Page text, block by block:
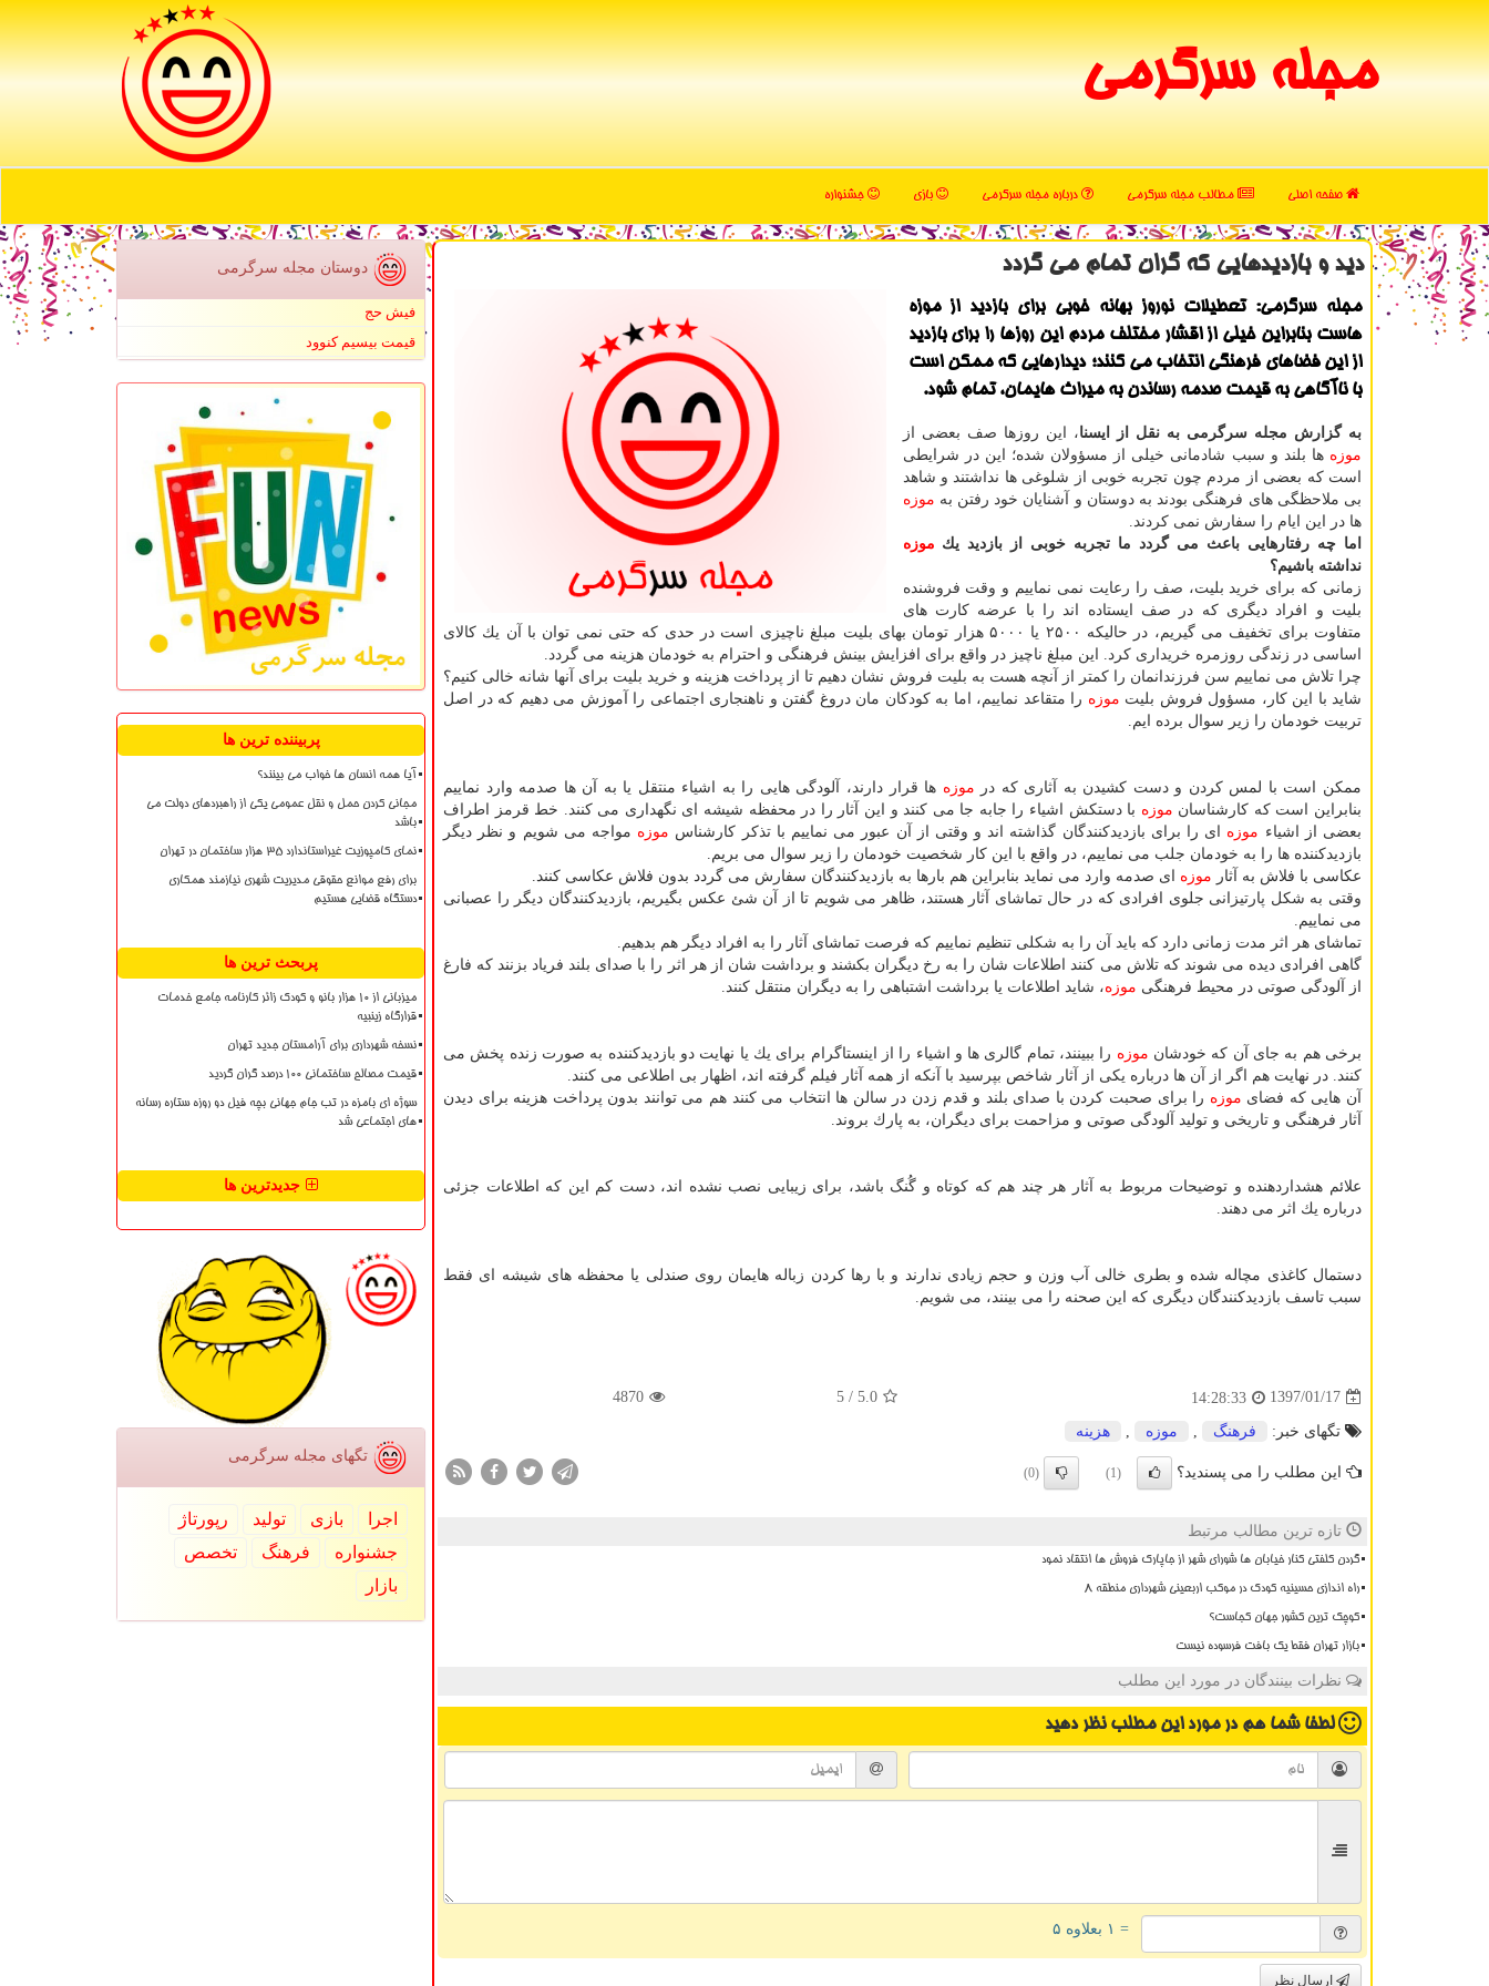
مجله سرگرمی
صفحه اصلی مطالب مجله سرگرمی درباره مجله سرگرمی بازی جشنواره
دید و بازدیدهایی كه گران تمام می گردد
مجله سرگرمی: تعطیلات نوروز بهانه خوبی برای بازدید از موزه
هاست بنابراین خیلی از اقشار مختلف مردم این روزها را برای بازدید
از این فضاهای فرهنگی انتخاب می كنند؛ دیدارهایی كه ممكن است
با ناآگاهی به قیمت صدمه رساندن به میراث هایمان، تمام شود.
به گزارش مجله سرگرمی به نقل از ایسنا، این روزها صف بعضی از
موزه ها بلند و سبب شادمانی خیلی از مسؤولان شده؛ این در شرایطی
است كه بعضی از مردم چون تجربه خوبی از شلوغی ها نداشتند و شاهد
بی ملاحظگی های فرهنگی بودند به دوستان و آشنایان خود رفتن به موزه
ها در این ایام را سفارش نمی كردند.
اما چه رفتارهایی باعث می گردد ما تجربه خوبی از بازدید یك موزه
نداشته باشیم؟
زمانی كه برای خرید بلیت، صف را رعایت نمی نماییم و وقت فروشنده
بلیت و افراد دیگری كه در صف ایستاده اند را با عرضه كارت های
متفاوت برای تخفیف می گیریم، در حالیكه ۲۵۰۰ یا ۵۰۰۰ هزار تومان بهای بلیت مبلغ ناچیزی است در حدی كه حتی نمی توان با آن یك كالای
اساسی در زندگی روزمره خریداری كرد. این مبلغ ناچیز در واقع برای افزایش بینش فرهنگی و احترام به خودمان هزینه می گردد.
چرا تلاش می نماییم سن فرزندانمان را كمتر از آنچه هست به بلیت فروش نشان دهیم تا از پرداخت هزینه و خرید بلیت برای آنها شانه خالی كنیم؟
شاید با این كار، مسؤول فروش بلیت موزه را متقاعد نماییم، اما به كودكان مان دروغ گفتن و ناهنجاری اجتماعی را آموزش می دهیم كه در اصل
تربیت خودمان را زیر سوال برده ایم.
ممكن است با لمس كردن و دست كشیدن به آثاری كه در موزه ها قرار دارند، آلودگی هایی را به اشیاء منتقل یا به آن ها صدمه وارد نماییم
بنابراین است كه كارشناسان موزه با دستكش اشیاء را جابه جا می كنند و این آثار را در محفظه شیشه ای نگهداری می كنند. خط قرمز اطراف
بعضی از اشیاء موزه ای را برای بازدیدكنندگان گذاشته اند و وقتی از آن عبور می نماییم با تذكر كارشناس موزه مواجه می شویم و نظر دیگر
بازدیدكننده ها را به خودمان جلب می نماییم، در واقع با این كار شخصیت خودمان را زیر سوال می بریم.
عكاسی با فلاش به آثار موزه ای صدمه وارد می نماید بنابراین هم بارها به بازدیدكنندگان سفارش می گردد بدون فلاش عكاسی كنند.
وقتی به شكل پارتیزانی جلوی افرادی كه در حال تماشای آثار هستند، ظاهر می شویم تا از آن شئ عكس بگیریم، بازدیدكنندگان دیگر را عصبانی
می نماییم.
تماشای هر اثر مدت زمانی دارد كه باید آن را به شكلی تنظیم نماییم كه فرصت تماشای آثار را به افراد دیگر هم بدهیم.
گاهی افرادی دیده می شوند كه تلاش می كنند اطلاعات شان را به رخ دیگران بكشند و برداشت شان از هر اثر را با صدای بلند فریاد بزنند كه فارغ
از آلودگی صوتی در محیط فرهنگی موزه، شاید اطلاعات یا برداشت اشتباهی را به دیگران منتقل كنند.
برخی هم به جای آن كه خودشان موزه را ببینند، تمام گالری ها و اشیاء را از اینستاگرام برای یك یا نهایت دو بازدیدكننده به صورت زنده پخش می
كنند. در نهایت هم اگر از آن ها درباره یكی از آثار شاخص بپرسید با آنكه از همه آثار فیلم گرفته اند، اظهار بی اطلاعی می كنند.
آن هایی كه فضای موزه را برای صحبت كردن با صدای بلند و قدم زدن در سالن ها انتخاب می كنند هم می توانند بدون پرداخت هزینه برای دیدن
آثار فرهنگی و تاریخی و تولید آلودگی صوتی و مزاحمت برای دیگران، به پارك بروند.
علائم هشداردهنده و توضیحات مربوط به آثار هر چند هم كه كوتاه و گُنگ باشد، برای زیبایی نصب نشده اند، دست كم این كه اطلاعات جزئی
درباره یك اثر می دهند.
دستمال كاغذی مچاله شده و بطری خالی آب وزن و حجم زیادی ندارند و با رها كردن زباله هایمان روی صندلی یا محفظه های شیشه ای فقط
سبب تاسف بازدیدكنندگان دیگری كه این صحنه را می بینند، می شویم.
1397/01/17
14:28:33
5.0
/ 5
4870
تگهای خبر: فرهنگ موزه هزینه
این مطلب را می پسندید؟ (1)
(0)
تازه ترین مطالب مرتبط
گردن کلفتی کنار خیابان ها شورای شهر از جاپارک فروش ها انتقاد نمود
راه اندازی حسینیه کودک در موکب اربعینی شهرداری منطقه ۸
کوچک ترین کشور جهان کجاست؟
بازار تهران فقط یک بافت فرسوده نیست
نظرات بینندگان در مورد این مطلب
لطفا شما همدر مورد این مطلب نظر دهید
= ۱ بعلاوه ۵
ارسال نظر
دوستان مجله سرگرمی
فیش حج
قیمت بیسیم کنوود
پربیننده ترین ها
آیا همه انسان ها خواب می بینند؟
مجانی کردن حمل و نقل عمومی یکی از راهبردهای دولت می
باشد
نمای کامپوزیت غیراستاندارد ۳۵ هزار ساختمان در تهران
برای رفع موانع حقوقی مدیریت شهری نیازمند همکاری
دستگاه قضایی هستیم
پربحث ترین ها
میزبانی از ۱۰ هزار بانو و کودک زائر کارنامه جامع خدمات
قرارگاه زینبیه
نسخه شهرداری برای آرامستان جدید تهران
قیمت مصالح ساختمانی ۱۰۰ درصد گران گردید
سوژه ای بامزه در تب جام جهانی بچه فیل دو روزه ستاره رسانه
های اجتماعی شد
جدیدترین ها
تگهای مجله سرگرمی
اجرا بازی تولید
رپورتاژ
جشنواره
فرهنگ
تخصص
بازار